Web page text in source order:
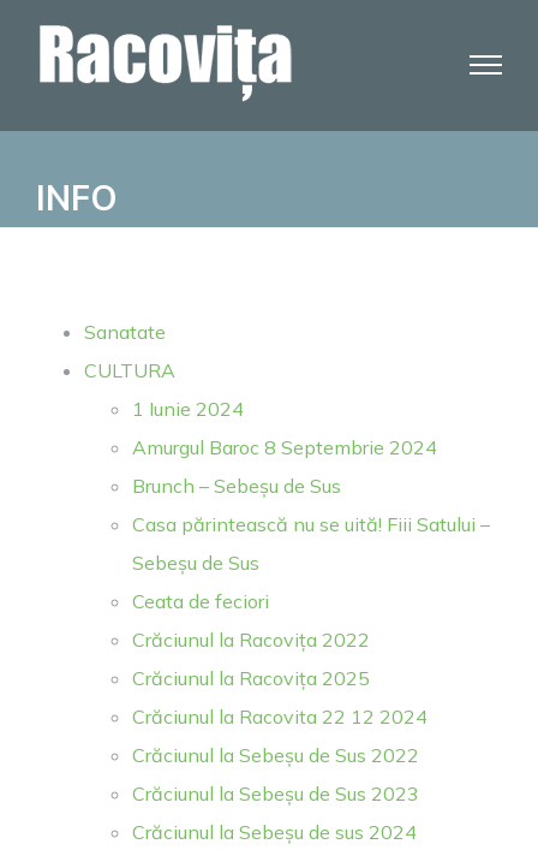
INFO
Sanatate
CULTURA
1 Iunie 2024
Amurgul Baroc 8 Septembrie 2024
Brunch – Sebeșu de Sus
Casa părintească nu se uită! Fiii Satului –
Sebeșu de Sus
Ceata de feciori
Crăciunul la Racovița 2022
Crăciunul la Racovița 2025
Crăciunul la Racovita 22 12 2024
Crăciunul la Sebeșu de Sus 2022
Crăciunul la Sebeșu de Sus 2023
Crăciunul la Sebeșu de sus 2024